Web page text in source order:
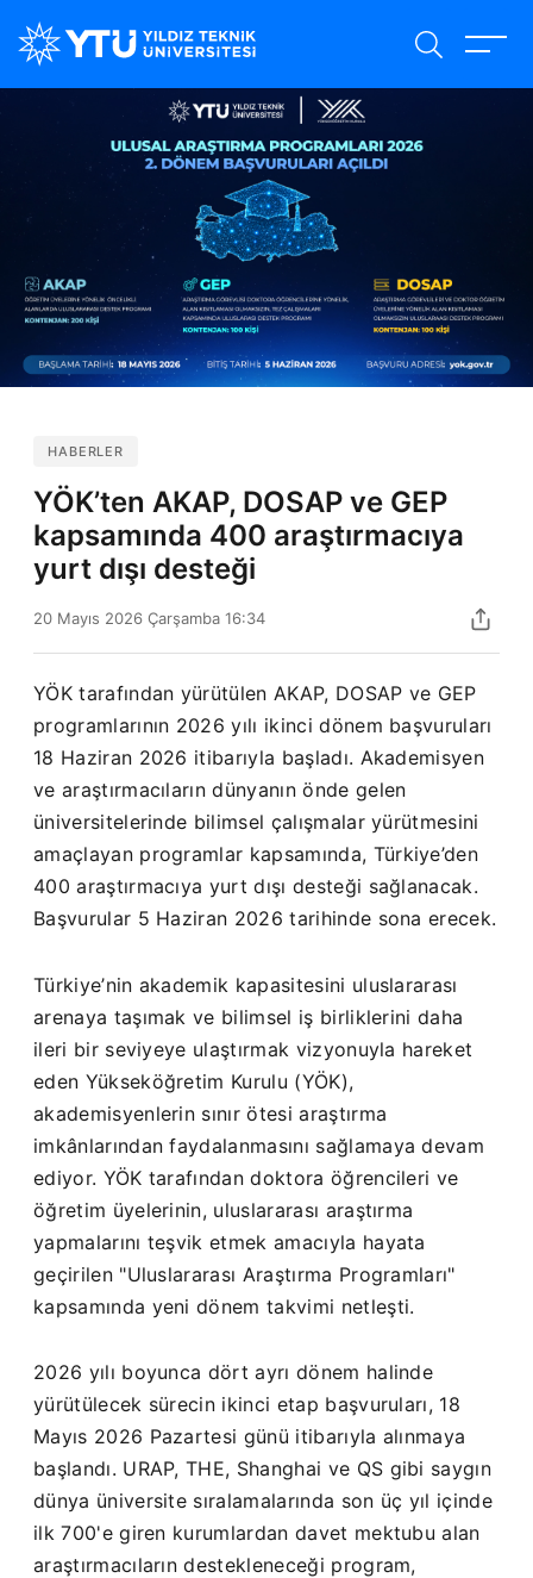
içeriğe
HABERLER
YÖK’ten AKAP, DOSAP ve GEP
kapsamında 400 araştırmacıya
yurt dışı desteği
20 Mayıs 2026 Çarşamba 16:34
YÖK tarafından yürütülen AKAP, DOSAP ve GEP
programlarının 2026 yılı ikinci dönem başvuruları
18 Haziran 2026 itibarıyla başladı. Akademisyen
ve araştırmacıların dünyanın önde gelen
üniversitelerinde bilimsel çalışmalar yürütmesini
amaçlayan programlar kapsamında, Türkiye’den
400 araştırmacıya yurt dışı desteği sağlanacak.
Başvurular 5 Haziran 2026 tarihinde sona erecek.
Türkiye’nin akademik kapasitesini uluslararası
arenaya taşımak ve bilimsel iş birliklerini daha
ileri bir seviyeye ulaştırmak vizyonuyla hareket
eden Yükseköğretim Kurulu (YÖK),
akademisyenlerin sınır ötesi araştırma
imkânlarından faydalanmasını sağlamaya devam
ediyor. YÖK tarafından doktora öğrencileri ve
öğretim üyelerinin, uluslararası araştırma
yapmalarını teşvik etmek amacıyla hayata
geçirilen "Uluslararası Araştırma Programları"
kapsamında yeni dönem takvimi netleşti.
2026 yılı boyunca dört ayrı dönem halinde
yürütülecek sürecin ikinci etap başvuruları, 18
Mayıs 2026 Pazartesi günü itibarıyla alınmaya
başlandı. URAP, THE, Shanghai ve QS gibi saygın
dünya üniversite sıralamalarında son üç yıl içinde
ilk 700'e giren kurumlardan davet mektubu alan
araştırmacıların destekleneceği program,